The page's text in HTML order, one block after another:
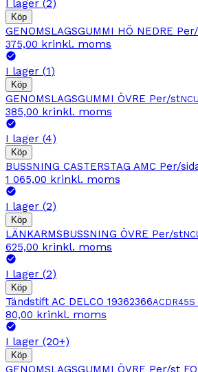
I lager (2)
Köp
GENOMSLAGSGUMMI HÖ NEDRE
375,00 krinkl. moms
I lager (1)
Köp
GENOMSLAGSGUMMI ÖVRE Per/st
385,00 krinkl. moms
I lager (4)
Köp
BUSSNING CASTERSTAG AMC Per/
1 065,00 krinkl. moms
I lager (2)
Köp
LÄNKARMSBUSSNING ÖVRE Per/st
625,00 krinkl. moms
I lager (2)
Köp
Tändstift AC DELCO 19362366ACDR45S
80,00 krinkl. moms
I lager (20+)
Köp
GENOMSLAGSGUMMI ÖVRE Per/st